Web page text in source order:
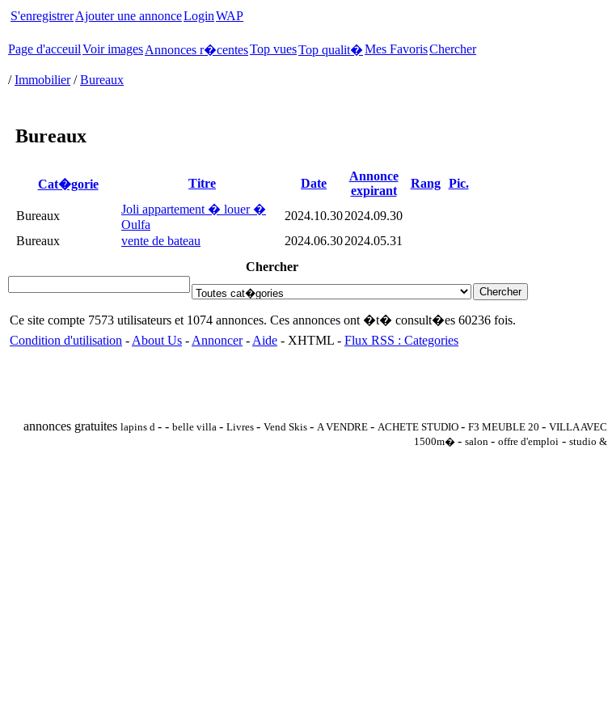
S'enregistrerAjouter une annonceLoginWAP
Page d'acceuilVoir imagesAnnonces r�centesTop vuesTop qualit�Mes FavorisChercher
/Immobilier/Bureaux
Bureaux
Cat�gorie Titre Date
Annonce
expirant
Rang Pic.
Bureaux
Joli appartement � louer �
Oulfa
2024.10.302024.09.30
Bureaux
vente de bateau 2024.06.302024.05.31
Chercher
Ce site compte 7573 utilisateurs et 1074 annonces. Ces annonces ont �t� consult�es 60236 fois.
Condition d'utilisation - About Us - Annoncer- Aide - XHTML - Flux RSS : Categories
annonces gratuites lapins d - - belle villa - Livres - Vend Skis - A VENDRE - ACHETE STUDIO - F3 MEUBLE 20 - VILLA AVEC
1500m� - salon - offre d'emploi - studio &